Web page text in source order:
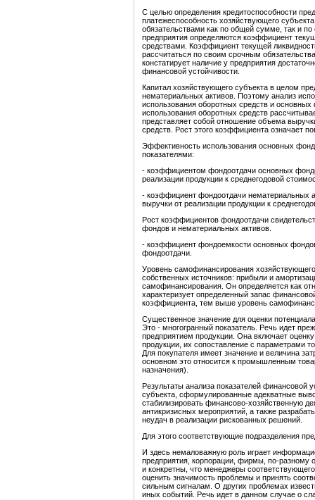
С целью определения кредитоспособности
платежеспособность хозяйствующего
обязательствами как по общей сумме, так и
предприятия определяются коэффициент
средствами. Коэффициент текущей
рассчитаться по своим срочным
констатирует наличие у предприятия
финансовой устойчивости.
Капитал хозяйствующего субъекта в целом
нематериальных активов. Поэтому анализ
использования оборотных средств и
использования оборотных средств
представляет собой отношение объема
средств. Рост этого коэффициента означает
Эффективность использования основных
показателями:
- коэффициентом фондоотдачи основных
реализации продукции к среднегодовой
- коэффициент фондоотдачи нематериальных
выручки от реализации продукции к
Рост коэффициентов фондоотдачи
фондов и нематериальных активов.
- коэффициент фондоемкости основных
фондоотдачи.
Уровень самофинансирования
собственных источников: прибыли и
самофинансирования. Он определяется как
характеризует определенный запас
коэффициента, тем выше уровень
Существенное значение для оценки
Это - многогранный показатель. Речь идет
предприятием продукции. Она включает
продукции, их сопоставление с параметрами
Для покупателя имеет значение и величина
основном это относится к промышленным
назначения).
Результаты анализа показателей финансовой
субъекта, сформулированные адекватные
стабилизировать финансово-хозяйственную
антикризисных мероприятий, а также
неудач в реализации рискованных решений.
Для этого соответствующие подразделения
И здесь немаловажную роль играет
предприятия, корпорации, фирмы, по-
и конкретны, что менеджеры
оценить значимость проблемы и принять
сильным сигналам. О других проблемах
иных событий. Речь идет в данном случае о